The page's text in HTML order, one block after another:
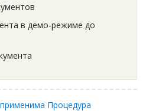
в демо-режиме до
Процедура